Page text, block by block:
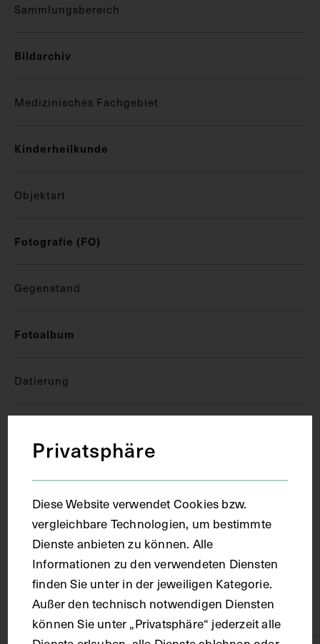
Sammlungsbereich
Bildarchiv
Medizinisches Fachgebiet
Kinderheilkunde
Objektart
Fotografie (FO)
Gegenstand
Fotoalbum
Datierung
Wien
Material
Karton, Papier
Privatsphäre
Diese Website verwendet Cookies bzw.
vergleichbare Technologien, um bestimmte
Dienste anbieten zu können. Alle
Informationen zu den verwendeten Diensten
finden Sie unter in der jeweiligen Kategorie.
Außer den technisch notwendigen Diensten
können Sie unter „Privatsphäre“ jederzeit alle